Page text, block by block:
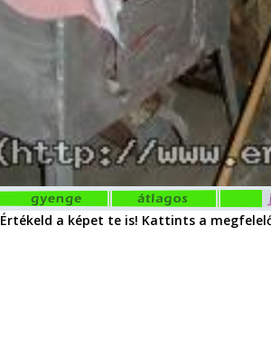
Értékeld a képet te is! Kattints a